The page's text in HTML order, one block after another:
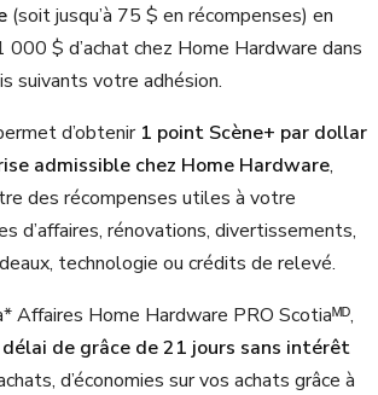
(soit jusqu’à 75 $ en récompenses) en
000 $ d’achat chez Home Hardware dans
suivants votre adhésion.
d’obtenir 1 point Scène+ par dollar
admissible chez Home Hardware,
des récompenses utiles à votre
d’affaires, rénovations, divertissements,
technologie ou crédits de relevé.
Affaires Home Hardware PRO Scotiaᴹᴰ,
délai de grâce de 21 jours sans intérêt
d’économies sur vos achats grâce à